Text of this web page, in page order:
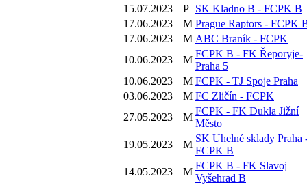
15.07.2023
P SK Kladno B - FCPK B
17.06.2023
M Prague Raptors - FCPK
17.06.2023
M ABC Braník - FCPK
10.06.2023
M
FCPK B - FK Řeporyje-
Praha 5
10.06.2023
M FCPK - TJ Spoje Praha
03.06.2023
M FC Zličín - FCPK
27.05.2023
M
FCPK - FK Dukla Jižní
Město
19.05.2023
M
SK Uhelné sklady Praha
FCPK B
14.05.2023
M
FCPK B - FK Slavoj
Vyšehrad B